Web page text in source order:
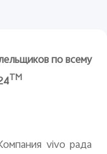
по всему
TM
vivo рада